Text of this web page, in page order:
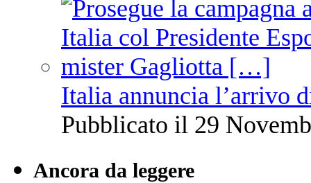
Italia annuncia l’arrivo
Pubblicato il 29
Ancora da leggere